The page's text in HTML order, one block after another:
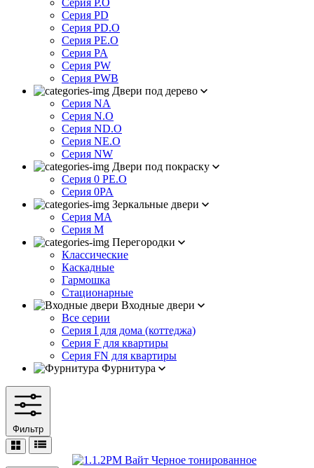
Серия P.O
Серия PD
Серия PD.O
Серия PE.O
Серия PA
Серия PW
Серия PWB
Двери под дерево
Серия NA
Серия N.O
Серия ND.O
Серия NE.O
Серия NW
Двери под покраску
Серия 0 PE.O
Серия 0PA
Зеркальные двери
Серия MA
Серия M
Перегородки
Классические
Каскадные
Гармошка
Стационарные
Входные двери
Все серии
Серия I для дома (коттеджа)
Серия F для квартиры
Серия FN для квартиры
Фурнитура
Фильтр